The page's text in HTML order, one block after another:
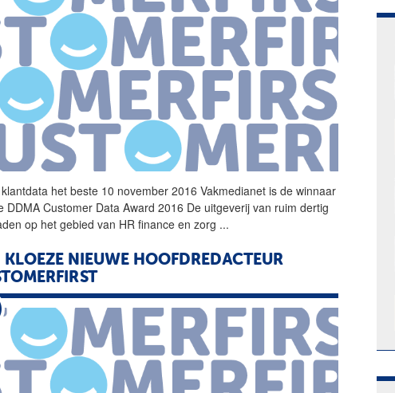
het beste 10 november 2016Vakmedianet is de winnaar
DDMA Customer Data Award 2016 De uitgeverij van ruim dertig
op het gebied van HR finance en zorg ...
NIEUWE HOOFDREDACTEUR